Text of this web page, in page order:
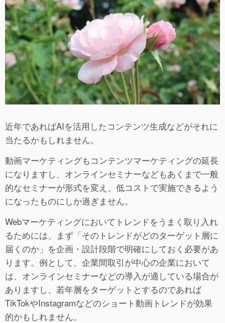
近年であればAIを活用したコンテンツ生成などがそれに
当たるかもしれません。
動画マーケティングもコンテンツマーケティングの延長
になりますし、オンラインセミナーなどもあくまで一般
的なセミナーが形式を変え、低コストで実施できるよう
になったものにしか過ぎません。
Webマーケティングにおいてトレンドをうまく取り入れ
るためには、まず「そのトレンドがどのターゲット層に
届くのか」を企画・設計段階で明確にしておく必要があ
ります。例として、企業間取引が中心の企業において
は、オンラインセミナーなどの導入が適している場合が
ありますし、若年層をターゲットとするのであれば
TikTokやInstagramなどのショート動画トレンドが効果
的かもしれません。